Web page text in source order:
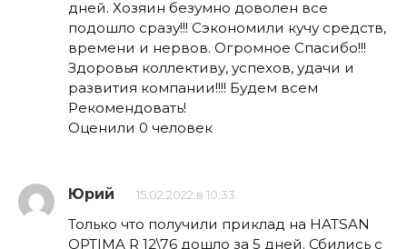
дней. Хозяин безумно доволен все
подошло сразу!!! Сэкономили кучу средств,
времени и нервов. Огромное Спасибо!!!
Здоровья коллективу, успехов, удачи и
развития компании!!!! Будем всем
Рекомендовать!
Оценили 0 человек
Юрий 15.02.2022 в 10:33
Только что получили приклад на HATSAN
OPTIMA R 12\76 дошло за 5 дней. Сбились с